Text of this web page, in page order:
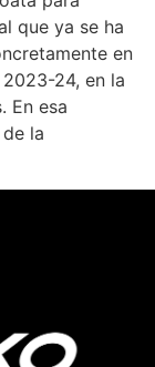
que ya se ha
en
24, en la
En esa
la